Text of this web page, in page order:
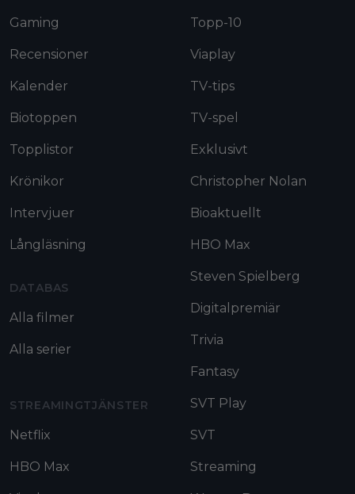
Gaming
Recensioner
Kalender
Biotoppen
Topplistor
Krönikor
Intervjuer
Långläsning
DATABAS
Alla filmer
Alla serier
STREAMINGTJÄNSTER
Netflix
HBO Max
Topp-10
Viaplay
TV-tips
TV-spel
Exklusivt
Christopher Nolan
Bioaktuellt
HBO Max
Steven Spielberg
Digitalpremiär
Trivia
Fantasy
SVT Play
SVT
Streaming